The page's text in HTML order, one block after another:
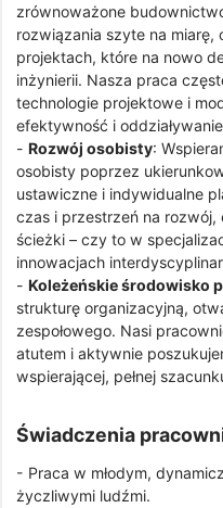
zrównoważone
rozwiązania szyte na miarę,
projektach, które na nowo
inżynierii. Nasza praca
technologie projektowe i
efektywność i
- Rozwój osobisty:
osobisty poprzez
ustawiczne i indywidualne
czas i przestrzeń na rozwój,
ścieżki – czy to w
innowacjach
- Koleżeńskie środowisko
strukturę organizacyjną,
zespołowego. Nasi
atutem i aktywnie
wspierającej, pełnej
Świadczenia
- Praca w młodym,
życzliwymi ludźmi.